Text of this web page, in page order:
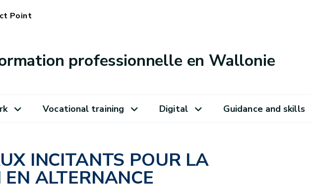
Point
professionnelle en Wallonie
Vocational training Digital Guidance and skills
INCITANTS POUR LA
ALTERNANCE